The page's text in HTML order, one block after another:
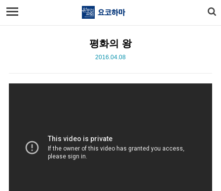
평화의 왕
2016.04.08